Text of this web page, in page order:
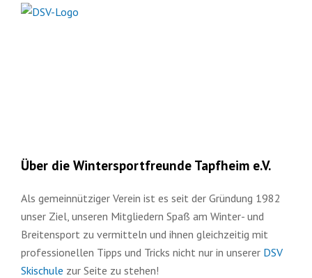
Über die Wintersportfreunde Tapfheim e.V.
Als gemeinnütziger Verein ist es seit der Gründung 1982
unser Ziel, unseren Mitgliedern Spaß am Winter- und
Breitensport zu vermitteln und ihnen gleichzeitig mit
professionellen Tipps und Tricks nicht nur in unserer DSV
Skischule zur Seite zu stehen!